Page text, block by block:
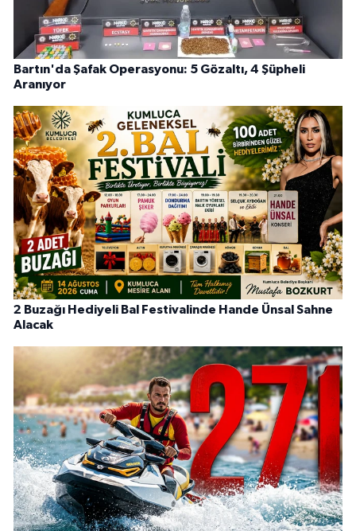
Bartın'da Şafak Operasyonu: 5 Gözaltı, 4 Şüpheli
Aranıyor
2 Buzağı Hediyeli Bal Festivalinde Hande Ünsal Sahne
Alacak